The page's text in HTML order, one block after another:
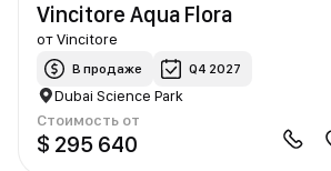
Vincitore Aqua Flora
отVincitore
В продаже Q4 2027
Dubai Science Park
Стоимость от
$ 295 640